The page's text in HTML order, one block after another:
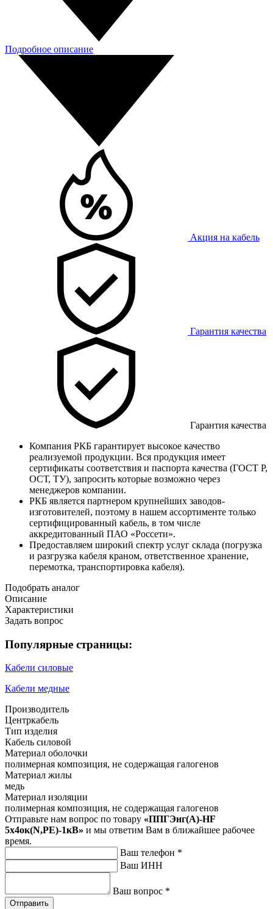
Подробное описание
Акция на кабель
Гарантия качества
Гарантия качества
Компания РКБ гарантирует высокое качество
реализуемой продукции. Вся продукция имеет
сертификаты соответствия и паспорта качества (ГОСТ Р,
ОСТ, ТУ), запросить которые возможно через
менеджеров компании.
РКБ является партнером крупнейших заводов-
изготовителей, поэтому в нашем ассортименте только
сертифицированный кабель, в том числе
аккредитованный ПАО «Россети».
Предоставляем широкий спектр услуг склада (погрузка
и разгрузка кабеля краном, ответственное хранение,
перемотка, транспортировка кабеля).
Подобрать аналог
Описание
Характеристики
Задать вопрос
Популярные страницы:
Кабели силовые
Кабели медные
Производитель
Центркабель
Тип изделия
Кабель силовой
Материал оболочки
полимерная композиция, не содержащая галогенов
Материал жилы
медь
Материал изоляции
полимерная композиция, не содержащая галогенов
Отправьте нам вопрос по товару «ППГЭнг(А)-HF
5х4ок(N,PE)-1кВ» и мы ответим Вам в ближайшее рабочее
время.
Ваш телефон *
Ваш ИНН
Ваш вопрос *
Отправить